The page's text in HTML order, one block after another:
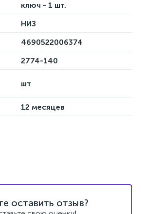
ключ - 1 шт.
НИЗ
4690522006374
2774-140
шт
12 месяцев
оставить отзыв?